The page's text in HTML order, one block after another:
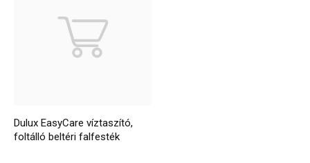
Dulux EasyCare víztaszító,
foltálló beltéri falfesték